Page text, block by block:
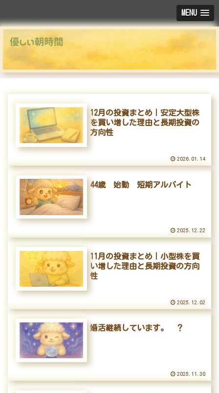
MENU
12月の投資まとめ｜安定大型株
を買い増した理由と長期投資の
方向性
2026.01.14
44歳 始動 短期アルバイト
2025.12.22
11月の投資まとめ｜小型株を買
い増した理由と長期投資の方向
性
2025.12.02
婚活継続しています。 ？
2025.11.30